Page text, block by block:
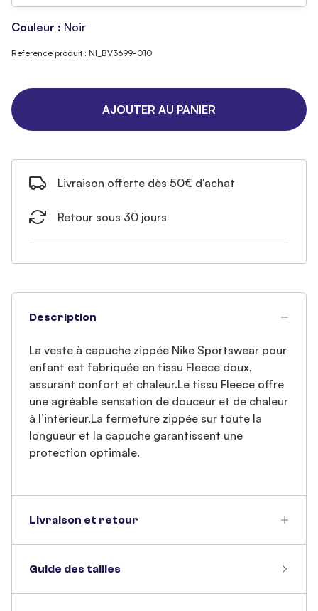
Couleur : Noir
Référence produit : NI_BV3699-010
AJOUTER AU PANIER
Livraison offerte dès 50€ d'achat
Retour sous 30 jours
Description
La veste à capuche zippée Nike Sportswear pour
enfant est fabriquée en tissu Fleece doux,
assurant confort et chaleur.Le tissu Fleece offre
une agréable sensation de douceur et de chaleur
à l’intérieur.La fermeture zippée sur toute la
longueur et la capuche garantissent une
protection optimale.
Livraison et retour
Guide des tailles